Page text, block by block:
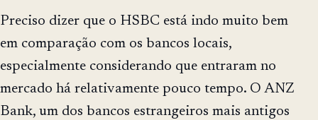
Preciso dizer que o HSBC está indo muito bem
em comparação com os bancos locais,
especialmente considerando que entraram no
mercado há relativamente pouco tempo. O ANZ
Bank, um dos bancos estrangeiros mais antigos